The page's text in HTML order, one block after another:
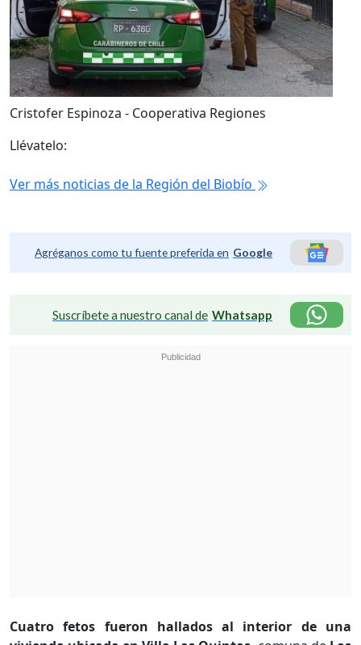
Cristofer Espinoza - Cooperativa Regiones
Llévatelo:
Ver más noticias de la Región del Biobío
Agréganos como tu fuente preferida en Google
Suscríbete a nuestro canal de Whatsapp
Cuatro fetos fueron hallados al interior de una